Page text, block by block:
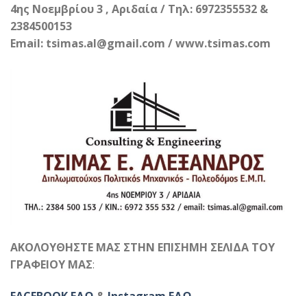
4ης Νοεμβρίου 3 , Αριδαία / Τηλ: 6972355532 &
2384500153
Email: tsimas.al@gmail.com / www.tsimas.com
ΑΚΟΛΟΥΘΗΣΤΕ ΜΑΣ ΣΤΗΝ ΕΠΙΣΗΜΗ ΣΕΛΙΔΑ ΤΟΥ
ΓΡΑΦΕΙΟΥ ΜΑΣ: